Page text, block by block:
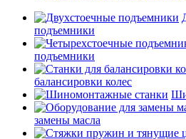
подъемники
подъемники
балансировки колес
замены масла